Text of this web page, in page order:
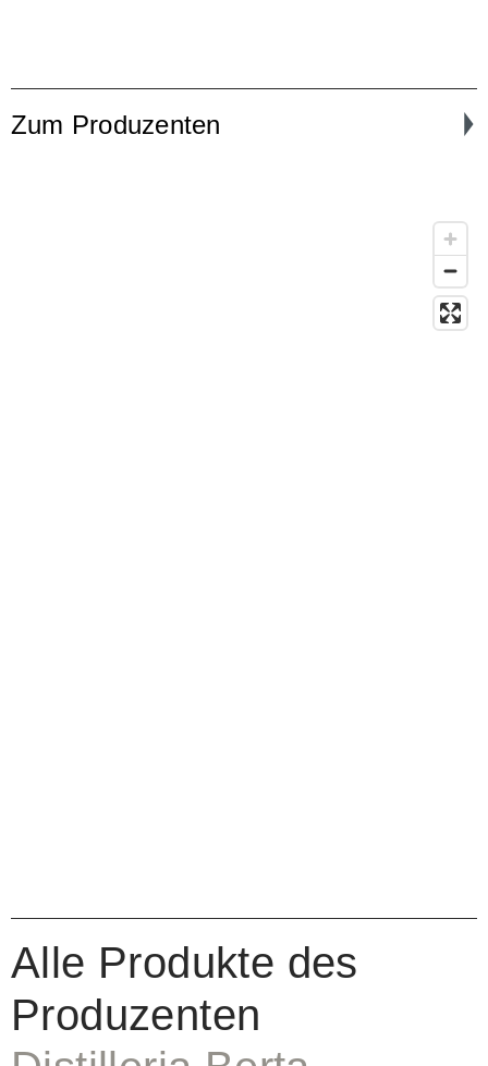
Zum Produzenten
Alle Produkte des
Produzenten